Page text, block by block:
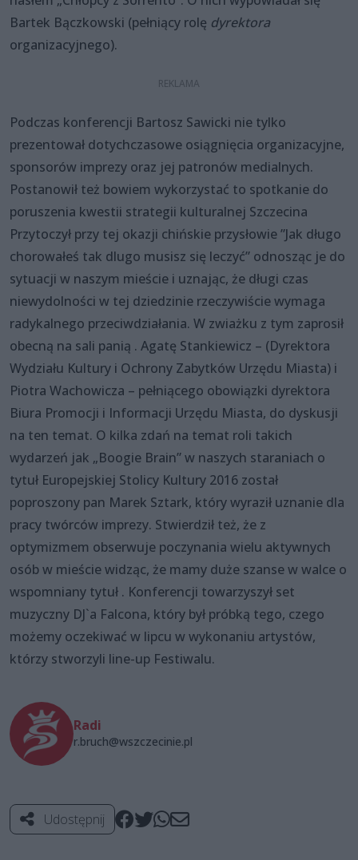
Bartek Bączkowski (pełniący rolę dyrektora
organizacyjnego).
Podczas konferencji Bartosz Sawicki nie tylko
prezentował dotychczasowe osiągnięcia organizacyjne,
sponsorów imprezy oraz jej patronów medialnych.
Postanowił też bowiem wykorzystać to spotkanie do
poruszenia kwestii strategii kulturalnej Szczecina
Przytoczył przy tej okazji chińskie przysłowie ”Jak długo
chorowałeś tak dlugo musisz się leczyć” odnosząc je do
sytuacji w naszym mieście i uznając, że długi czas
niewydolności w tej dziedzinie rzeczywiście wymaga
radykalnego przeciwdziałania. W zwiażku z tym zaprosił
obecną na sali panią . Agatę Stankiewicz – (Dyrektora
Wydziału Kultury i Ochrony Zabytków Urzędu Miasta) i
Piotra Wachowicza – pełniącego obowiązki dyrektora
Biura Promocji i Informacji Urzędu Miasta, do dyskusji
na ten temat. O kilka zdań na temat roli takich
wydarzeń jak „Boogie Brain” w naszych staraniach o
tytuł Europejskiej Stolicy Kultury 2016 został
poproszony pan Marek Sztark, który wyraził uznanie dla
pracy twórców imprezy. Stwierdził też, że z
optymizmem obserwuje poczynania wielu aktywnych
osób w mieście widząc, że mamy duże szanse w walce o
wspomniany tytuł . Konferencji towarzyszył set
muzyczny DJ`a Falcona, który był próbką tego, czego
możemy oczekiwać w lipcu w wykonaniu artystów,
którzy stworzyli line-up Festiwalu.
Radi
r.bruch@wszczecinie.pl
Udostępnij